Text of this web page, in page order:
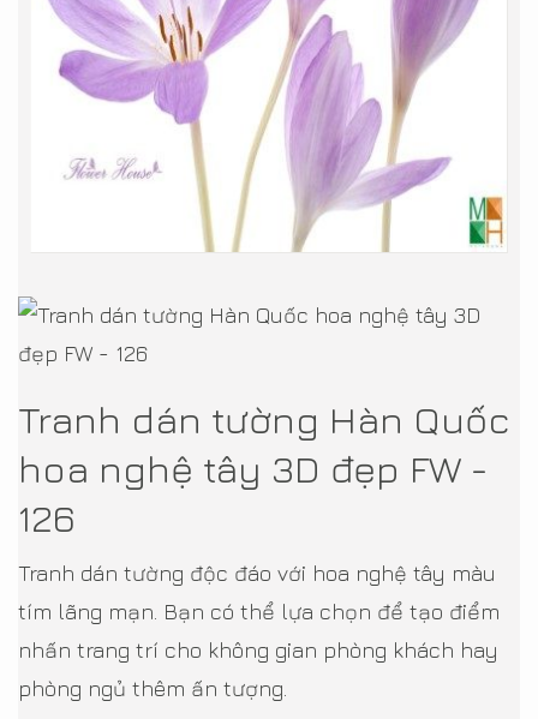
Tranh dán tường Hàn Quốc
hoa nghệ tây 3D đẹp FW -
126
Tranh dán tường độc đáo với hoa nghệ tây màu
tím lãng mạn. Bạn có thể lựa chọn để tạo điểm
nhấn trang trí cho không gian phòng khách hay
phòng ngủ thêm ấn tượng.